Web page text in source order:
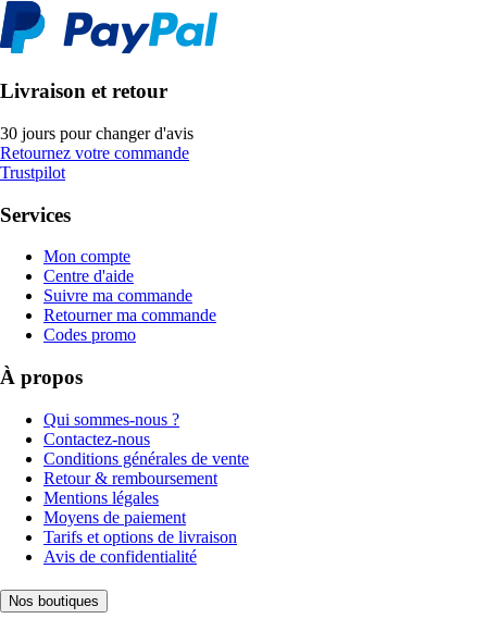
Livraison et retour
30 jours pour changer d'avis
Retournez votre commande
Trustpilot
Services
Mon compte
Centre d'aide
Suivre ma commande
Retourner ma commande
Codes promo
À propos
Qui sommes-nous ?
Contactez-nous
Conditions générales de vente
Retour & remboursement
Mentions légales
Moyens de paiement
Tarifs et options de livraison
Avis de confidentialité
Nos boutiques